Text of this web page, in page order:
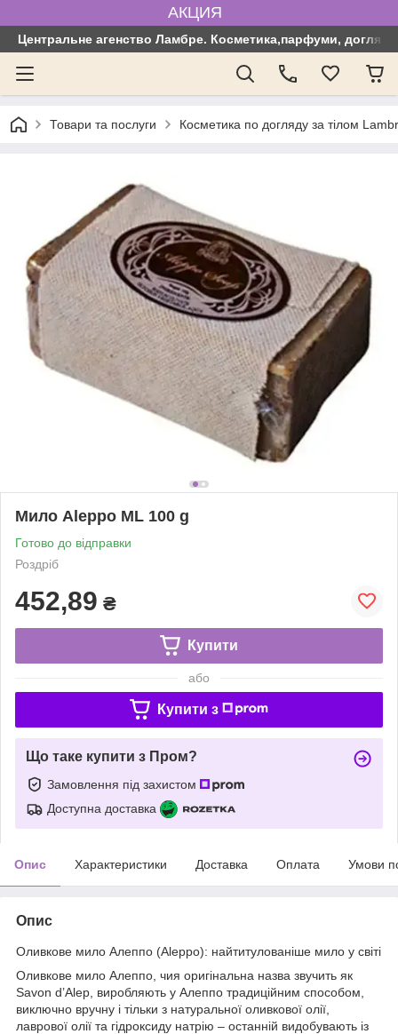
АКЦИЯ
Центральне агенство Ламбре. Косметика,парфуми, догляд
Товари та послуги Косметика по догляду за тілом
Мило Aleppo ML 100 g
Готово до відправки
Роздріб
452,89 ₴
Купити
або
Купити з
Що таке купити з Пром?
Замовлення під захистом
Доступна доставка
Опис Характеристики Доставка Оплата Умови
Опис
Оливкове мило Алеппо (Aleppo): найтитулованіше мило у світі
Оливкове мило Алеппо, чия оригінальна назва звучить як
Savon d’Alep, виробляють у Алеппо традиційним способом,
виключно вручну і тільки з натуральної оливкової олії,
лаврової олії та гідроксиду натрію – останній видобувають із